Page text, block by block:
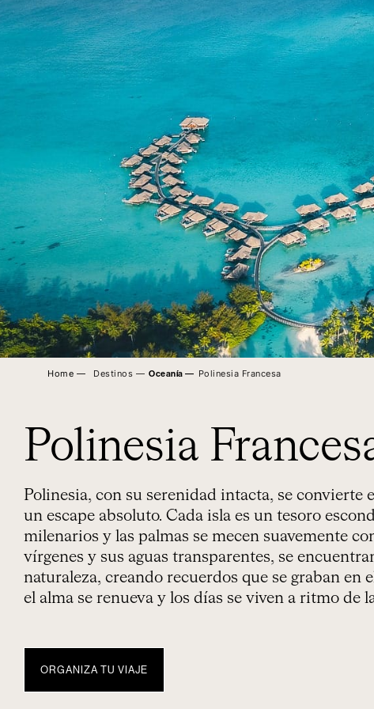
Home ― Destinos ― Oceanía ― Polinesia Francesa
Polinesia
Polinesia, con su serenidad intacta, se convierte
un escape absoluto. Cada isla es un tesoro
milenarios y las palmas se mecen suavemente
vírgenes y sus aguas transparentes, se
naturaleza, creando recuerdos que se graban
el alma se renueva y los días se viven a ritmo de
ORGANIZA TU VIAJE